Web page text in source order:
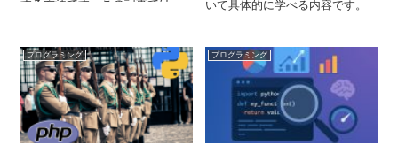
する方法です。この記事では、
す。
いて具体的に学べる内容です。
プログラミング プログラミング